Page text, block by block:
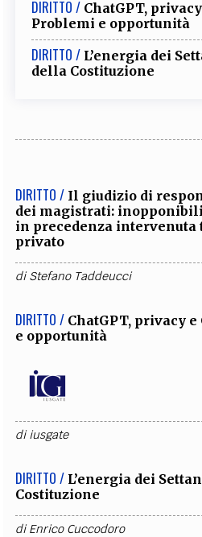
DIRITTO / ChatGPT,
Problemi e opportunità
DIRITTO / L’energia dei
della Costituzione
DIRITTO / Il giudizio di
dei magistrati:
in precedenza intervenuta
privato
diStefano Taddeucci
DIRITTO / ChatGPT, privacy
e opportunità
diiusgate
DIRITTO / L’energia dei
Costituzione
diEnrico Cuccodoro